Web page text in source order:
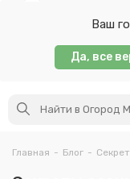
Ваш
Да, все
Главная - Блог -